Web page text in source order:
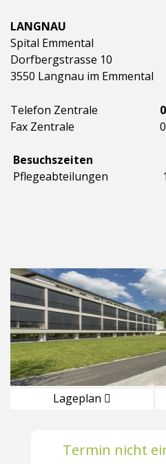
LANGNAU
Spital Emmental
Dorfbergstrasse 10
3550 Langnau im Emmental
Telefon Zentrale
Fax Zentrale
Besuchszeiten
Pflegeabteilungen
Lageplan
Termin nicht